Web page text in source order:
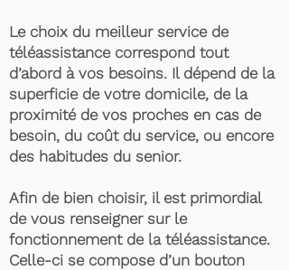
Le choix du meilleur service de
téléassistance correspond tout
d’abord à vos besoins. Il dépend de la
superficie de votre domicile, de la
proximité de vos proches en cas de
besoin, du coût du service, ou encore
des habitudes du senior.
Afin de bien choisir, il est primordial
de vous renseigner sur le
fonctionnement de la téléassistance.
Celle-ci se compose d’un bouton